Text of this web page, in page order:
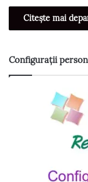
Citește mai
Configurații